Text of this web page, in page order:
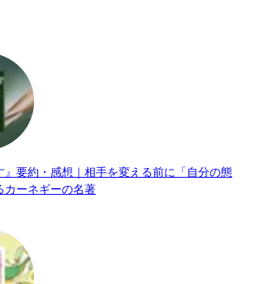
』要約・感想｜相手を変える前に「自分の態
カーネギーの名著